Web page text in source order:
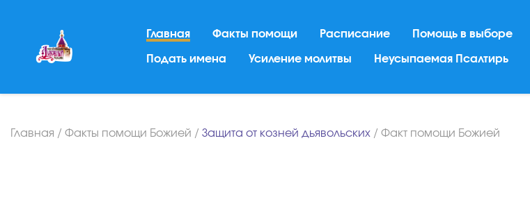
Главная Факты помощи Расписание Помощь в выборе
Подать имена Усиление молитвы Неусыпаемая Псалтирь
Главная / Факты помощи Божией / Защита от козней дьявольских / Факт помощи Божией